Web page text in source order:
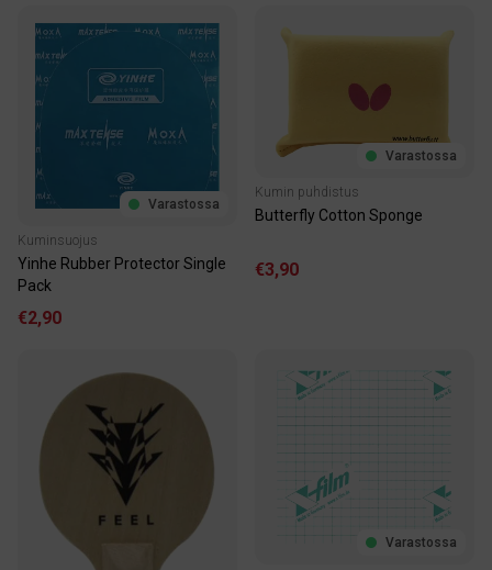
Varastossa
Kuminsuojus
Yinhe Rubber Protector Single
Pack
€2,90
Varastossa
Kumin puhdistus
Butterfly Cotton Sponge
€3,90
Varastossa